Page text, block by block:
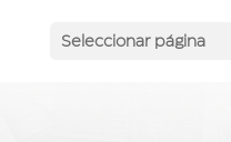
Seleccionar página